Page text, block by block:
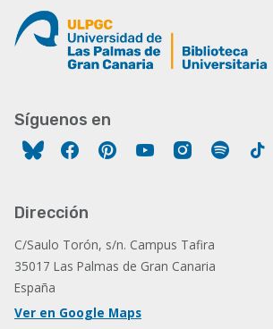
Síguenos en
FacebookPinterestYouTubeInstagram
Spotify
Dirección
C/Saulo Torón, s/n. Campus Tafira
35017 Las Palmas de Gran Canaria
España
Ver en Google Maps